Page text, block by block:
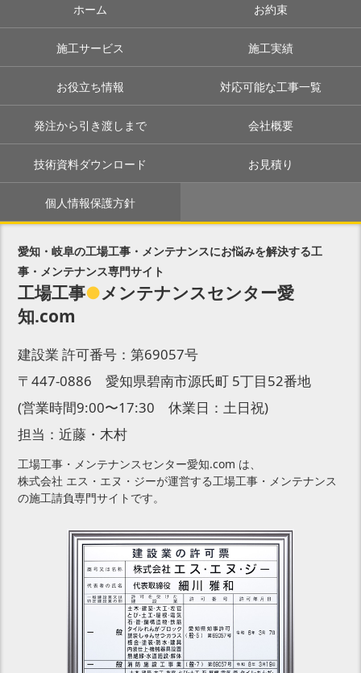
ホーム お約束
施工サービス 施工実績
お役立ち情報 対応可能な工事一覧
発注から引き渡しまで 会社概要
技術資料ダウンロード お見積り
個人情報保護方針
愛知・岐阜の工場工事・メンテナンスにお悩みを解決する工
事・メンテナンス専門サイト
工場工事●メンテナンスセンター愛
知.com
建設業 許可番号：第69057号
〒447-0886 愛知県碧南市源氏町 5丁目52番地
(営業時間9:00〜17:30 休業日：土日祝)
担当：近藤・木村
工場工事・メンテナンスセンター愛知.com は、
株式会社 エス・エヌ・ジーが運営する工場工事・メンテナンス
の施工請負専門サイトです。